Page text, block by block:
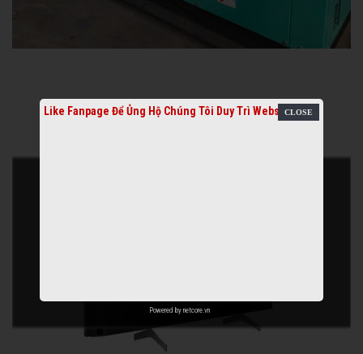
Like Fanpage Để Ủng Hộ Chúng Tôi Duy Trì Website
Powered by netcore.vn